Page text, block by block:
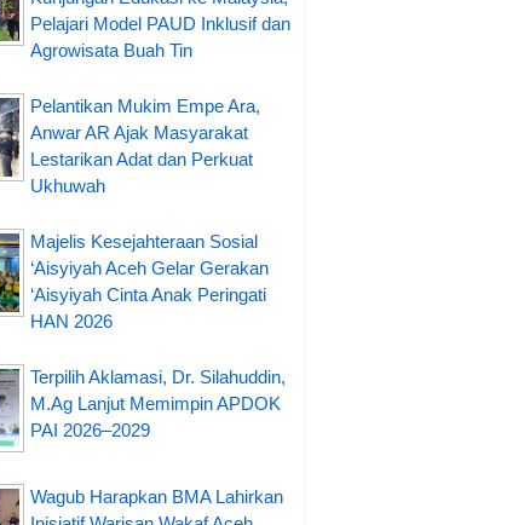
Pelajari Model PAUD Inklusif dan
Agrowisata Buah Tin
Pelantikan Mukim Empe Ara,
Anwar AR Ajak Masyarakat
Lestarikan Adat dan Perkuat
Ukhuwah
Majelis Kesejahteraan Sosial
‘Aisyiyah Aceh Gelar Gerakan
‘Aisyiyah Cinta Anak Peringati
HAN 2026
Terpilih Aklamasi, Dr. Silahuddin,
M.Ag Lanjut Memimpin APDOK
PAI 2026–2029
Wagub Harapkan BMA Lahirkan